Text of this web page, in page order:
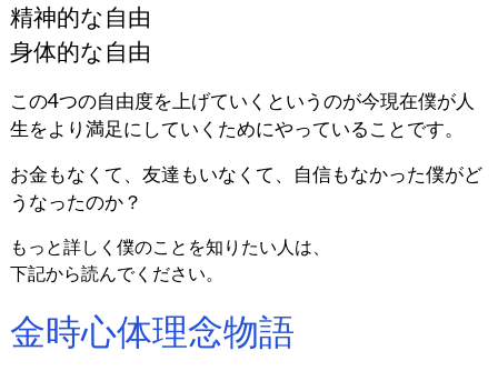
精神的な自由
身体的な自由
この4つの自由度を上げていくというのが今現在僕が人
生をより満足にしていくためにやっていることです。
お金もなくて、友達もいなくて、自信もなかった僕がど
うなったのか？
もっと詳しく僕のことを知りたい人は、
下記から読んでください。
金時心体理念物語